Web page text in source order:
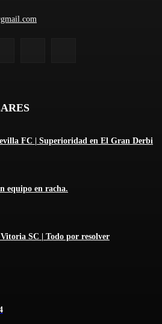
FC | Superioridad en El Gran Derbi
equipo en racha.
SC | Todo por resolver